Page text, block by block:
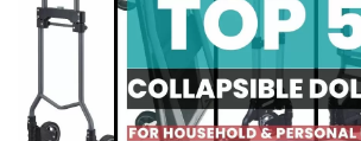
Costruite Per